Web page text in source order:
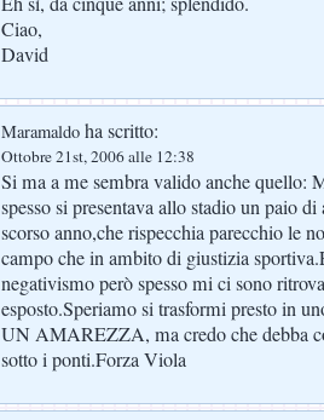
Ciao,
David
Maramaldo ha scritto:
Ottobre 21st, 2006 alle 12:38
Si ma a me sembra valido anche
spesso si presentava allo stadio un paio
scorso anno,che rispecchia parecchio le
campo che in ambito di giustizia
negativismo però spesso mi ci sono
esposto.Speriamo si trasformi presto in
UN AMAREZZA, ma credo che debba
sotto i ponti.Forza Viola